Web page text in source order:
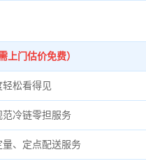
门估价免费）
轻松看得见
冷链零担服务
、定点配送服务